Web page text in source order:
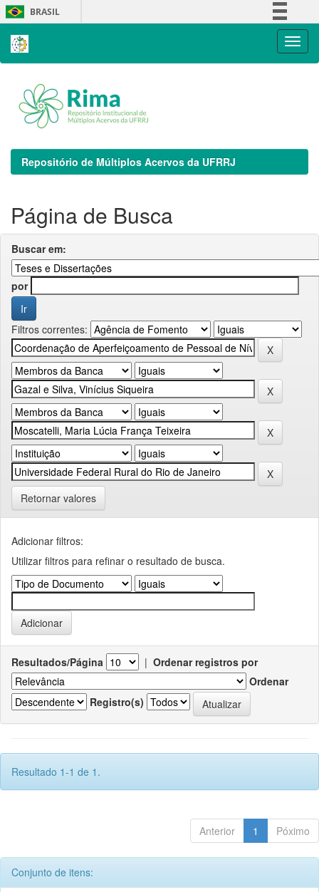
Skip
navigation
BRASIL
Repositório de Múltiplos Acervos da UFRRJ
Página de Busca
Buscar em:
por
Filtros correntes:
Retornar valores
Adicionar filtros:
Utilizar filtros para refinar o resultado de busca.
Resultados/Página | Ordenar registros por
Ordenar
Registro(s)
Resultado 1-1 de 1.
Anterior 1 Póximo
Conjunto de itens: